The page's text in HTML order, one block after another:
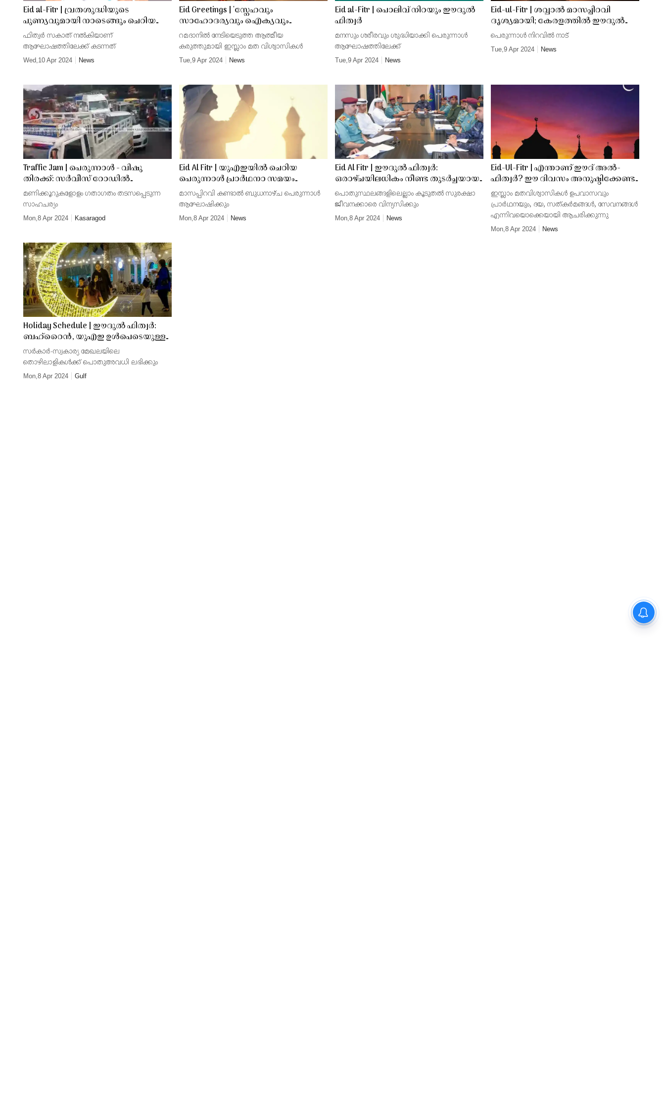
Eid al-Fitr | വ്രതശുദ്ധിയുടെ
പുണ്യവുമായി നാടെങ്ങും ചെറിയ
പെരുന്നാള്‍ ആഘോഷം
ഫിത്വർ സകാത് നൽകിയാണ്
ആഘോഷത്തിലേക്ക് കടന്നത്
Wed,10 Apr 2024 News
Eid Greetings | 'സ്നേഹവും
സാഹോദര്യവും ഐക്യവും
പൂത്തുലയട്ടെ', വിശ്വാസികൾക്ക്
പെരുന്നാൾ ആശംസകൾ നേർന്ന്
പ്രമുഖർ
റമദാനിൽ നേടിയെടുത്ത ആത്മീയ
കരുത്തുമായി ഇസ്ലാം മത വിശ്വാസികൾ
Tue,9 Apr 2024 News
Eid al-Fitr | പൊലിവ് നിറയും ഈദുൽ
ഫിത്വർ
മനസും ശരീരവും ശുദ്ധിയാക്കി പെരുന്നാൾ
ആഘോഷത്തിലേക്ക്
Tue,9 Apr 2024 News
Eid-ul-Fitr | ശവ്വാൽ മാസപ്പിറവി
ദൃശ്യമായി; കേരളത്തിൽ ഈദുൽ
ഫിത്വർ ബുധനാഴ്ച
പെരുന്നാൾ നിറവിൽ നാട്
Tue,9 Apr 2024 News
Traffic Jam | പെരുന്നാൾ - വിഷു
തിരക്ക്: സർവീസ് റോഡിൽ
ഗതാഗതക്കുരുക്ക്; ദേശീയപാതയിൽ
പൂർത്തിയായ റോഡുകൾ
താൽക്കാലികമായി
തുറന്നുകൊടുക്കണമെന്ന ആവശ്യം
മണിക്കൂറുകളോളം ഗതാഗതം തടസപ്പെടുന്ന
സാഹചര്യം
Mon,8 Apr 2024 Kasaragod
Eid Al Fitr | യുഎഇയില്‍ ചെറിയ
പെരുന്നാള്‍ പ്രാര്‍ഥനാ സമയം
പ്രഖ്യാപിച്ചു; മാസപ്പിറവി
നിരീക്ഷിക്കുന്നതിനായി ചന്ദ്രദര്‍ശന
സമിതി യോഗം ചേരും
മാസപ്പിറവി കണ്ടാല്‍ ബുധനാഴ്ച പെരുന്നാള്‍
ആഘോഷിക്കും
Mon,8 Apr 2024 News
Eid Al Fitr | ഈദുല്‍ ഫിത്വര്‍:
ഒരാഴ്ചയിലധികം നീണ്ട തുടര്‍ച്ചയായ
അവധി ദിനങ്ങളില്‍
ക്രമസമാധാനവും സുരക്ഷയും
ശക്തമാക്കാന്‍ നടപടികളുമായി
യുഎഇ; അതിരുവിട്ട ആഘോഷങ്ങള്‍
പൊതുസ്ഥലങ്ങളിലെല്ലാം കൂടുതല്‍ സുരക്ഷാ
ജീവനക്കാരെ വിന്യസിക്കും
Mon,8 Apr 2024 News
Eid-Ul-Fitr | എന്താണ് ഈദ് അല്‍-
ഫിത്വര്‍? ഈ ദിവസം അനുഷ്ഠിക്കേണ്ട
കാര്യങ്ങളും മതപരമായ പ്രധാന്യവും
അറിയാം!
ഇസ്ലാം മതവിശ്വാസികള്‍ ഉപവാസവും
പ്രാര്‍ഥനയും, ദയ, സത്കര്‍മങ്ങള്‍, സേവനങ്ങള്‍
എന്നിവയൊക്കെയായി ആചരിക്കുന്നു
Mon,8 Apr 2024 News
Holiday Schedule | ഈദുല്‍ ഫിത്വര്‍:
ബഹ്‌റൈന്‍, യുഎഇ ഉള്‍പെടെയുള്ള
6 രാജ്യങ്ങളില്‍ അവധിദിനങ്ങള്‍
പ്രഖ്യാപിച്ചു
സര്‍കാര്‍-സ്വകാര്യ മേഖലയിലെ
തൊഴിലാളികള്‍ക്ക് പൊതുഅവധി ലഭിക്കും
Mon,8 Apr 2024 Gulf